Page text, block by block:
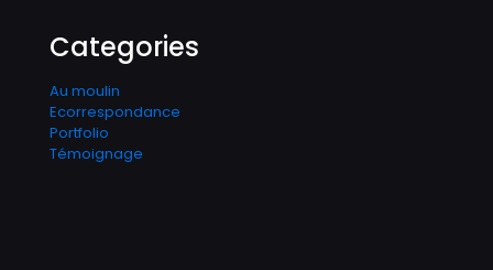
Categories
Au moulin
Ecorrespondance
Portfolio
Témoignage